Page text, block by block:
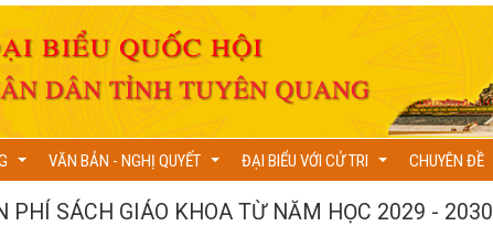
...
VĂN BẢN - NGHỊ QUYẾT
...
ĐẠI BIỂU VỚI CỬ TRI
...
CHUYÊN ĐỀ
PHÍ SÁCH GIÁO KHOA TỪ NĂM HỌC 2029 - 2030